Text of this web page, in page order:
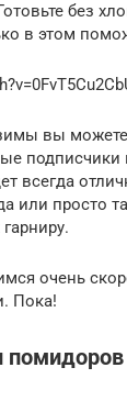
без
в этом
вы
подписчики
всегда
или просто
очень
Пока!